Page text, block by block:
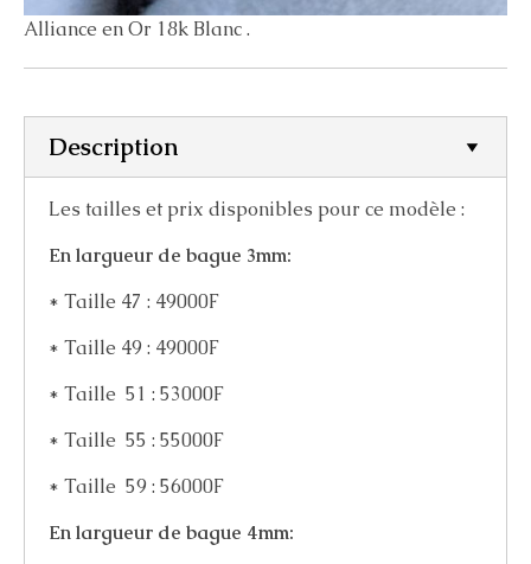
Alliance en Or 18k Blanc .
Description
Les tailles et prix disponibles pour ce modèle :
En largueur de bague 3mm:
* Taille 47 : 49000F
* Taille 49 : 49000F
* Taille 51 : 53000F
* Taille 55 : 55000F
* Taille 59 : 56000F
En largueur de bague 4mm: